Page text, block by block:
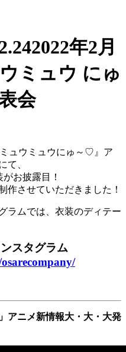
2022年2月
ミュウ にゅ
会
ュウミュウにゅ～♡』ア
て、
お披露目！
作させていただきました！
ラムでは、衣装のディテー
スタグラム
アニメ新情報大・大・大発